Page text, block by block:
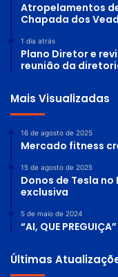
Atropelamentos
Chapada dos
1 dia atrás
Plano Diretor e
reunião da
Mais Visualizadas
16 de agosto de 2025
Mercado fitness
15 de agosto de 2025
Donos de Tesla
exclusiva
5 de maio de 2024
“AI, QUE PREGUIÇA”
Últimas